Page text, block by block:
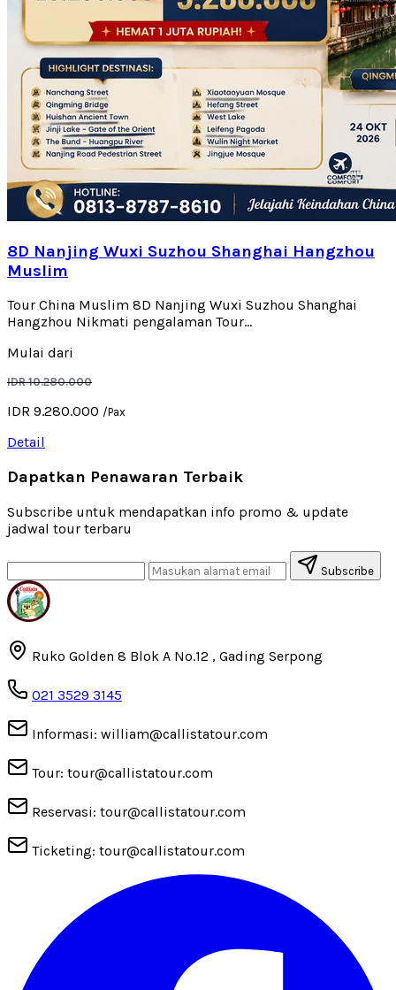
8D Nanjing Wuxi Suzhou Shanghai Hangzhou
Muslim
Tour China Muslim 8D Nanjing Wuxi Suzhou Shanghai
Hangzhou Nikmati pengalaman Tour...
Mulai dari
IDR 10.280.000
IDR 9.280.000 /Pax
Detail
Dapatkan Penawaran Terbaik
Subscribe untuk mendapatkan info promo & update
jadwal tour terbaru
Subscribe
Ruko Golden 8 Blok A No.12 , Gading Serpong
021 3529 3145
Informasi: william@callistatour.com
Tour: tour@callistatour.com
Reservasi: tour@callistatour.com
Ticketing: tour@callistatour.com